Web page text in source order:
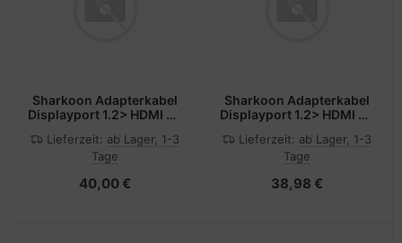
Sharkoon Adapterkabel
Displayport 1.2> HDMI 4K
Digital/Display/Video
Lieferzeit: ab Lager, 1-3
Tage
40,00 €
Sharkoon Adapterkabel
Displayport 1.2> HDMI 4K
Lieferzeit: ab Lager, 1-3
Tage
38,98 €